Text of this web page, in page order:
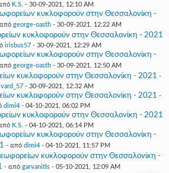
K.S. - 30-09-2021, 12:10 AM
κυκλοφορούν στην Θεσσαλονίκη -
george-oasth- 30-09-2021, 12:22 AM
κυκλοφορούν στην Θεσσαλονίκη - 2021
irisbus57- 30-09-2021, 12:29 AM
κυκλοφορούν στην Θεσσαλονίκη -
george-oasth- 30-09-2021, 12:50 AM
κυκλοφορούν στην Θεσσαλονίκη - 2021 -
vard_57- 30-09-2021, 12:32 AM
κυκλοφορούν στην Θεσσαλονίκη - 2021 -
dimi4 - 04-10-2021, 06:02 PM
κυκλοφορούν στην Θεσσαλονίκη - 2021
K.S. - 04-10-2021, 06:14 PM
κυκλοφορούν στην Θεσσαλονίκη -
- από dimi4 - 04-10-2021, 11:57 PM
λεωφορείων κυκλοφορούν στην Θεσσαλονίκη -
- από garvanitis- 05-10-2021, 12:09 AM